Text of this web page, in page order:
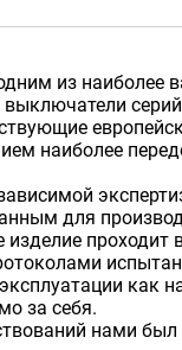
из наиболее
выключатели
наиболее
для
проходит
как
за себя.
нами